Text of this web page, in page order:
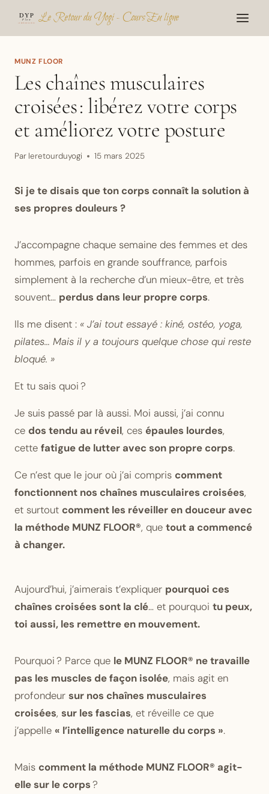
Le Retour du Yogi - Cours En ligne
MUNZ FLOOR
Les chaînes musculaires
croisées : libérez votre corps
et améliorez votre posture
Par leretourduyogi 15 mars 2025
Si je te disais que ton corps connaît la solution à
ses propres douleurs ?
J’accompagne chaque semaine des femmes et des
hommes, parfois en grande souffrance, parfois
simplement à la recherche d’un mieux-être, et très
souvent… perdus dans leur propre corps.
Ils me disent : « J’ai tout essayé : kiné, ostéo, yoga,
pilates… Mais il y a toujours quelque chose qui reste
bloqué. »
Et tu sais quoi ?
Je suis passé par là aussi. Moi aussi, j’ai connu
ce dos tendu au réveil, ces épaules lourdes,
cette fatigue de lutter avec son propre corps.
Ce n’est que le jour où j’ai compris comment
fonctionnent nos chaînes musculaires croisées,
et surtout comment les réveiller en douceur avec
la méthode MUNZ FLOOR®, que tout a commencé
à changer.
Aujourd’hui, j’aimerais t’expliquer pourquoi ces
chaînes croisées sont la clé… et pourquoi tu peux,
toi aussi, les remettre en mouvement.
Pourquoi ? Parce que le MUNZ FLOOR® ne travaille
pas les muscles de façon isolée, mais agit en
profondeur sur nos chaînes musculaires
croisées, sur les fascias, et réveille ce que
j’appelle « l’intelligence naturelle du corps ».
Mais comment la méthode MUNZ FLOOR® agit-
elle sur le corps?